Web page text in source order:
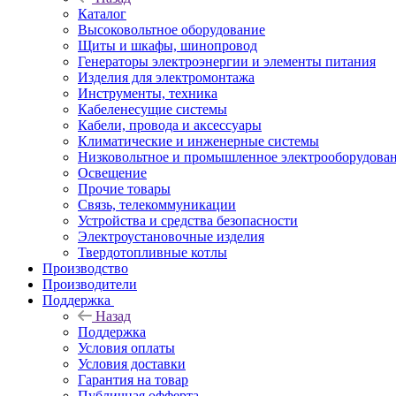
Каталог
Высоковольтное оборудование
Щиты и шкафы, шинопровод
Генераторы электроэнергии и элементы питания
Изделия для электромонтажа
Инструменты, техника
Кабеленесущие системы
Кабели, провода и аксессуары
Климатические и инженерные системы
Низковольтное и промышленное
Освещение
Прочие товары
Связь, телекоммуникации
Устройства и средства безопасности
Электроустановочные изделия
Твердотопливные котлы
Производство
Производители
Поддержка
Назад
Поддержка
Условия оплаты
Условия доставки
Гарантия на товар